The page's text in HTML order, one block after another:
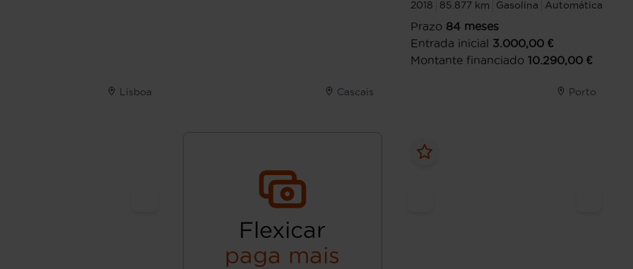
Lisboa Cascais
2018 85.877 km Gasolina Automática
Prazo 84 meses
Entrada inicial 3.000,00 €
Montante financiado 10.290,00 €
Porto
Flexicar
paga mais